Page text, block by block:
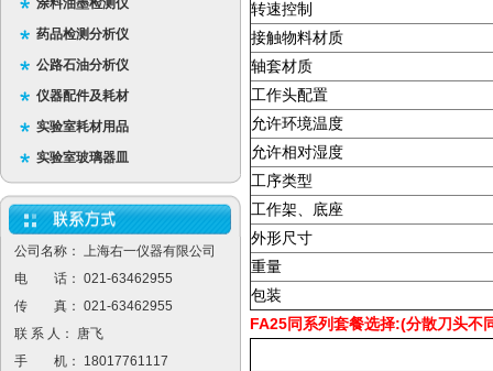
涂料油墨检测仪
药品检测分析仪
公路石油分析仪
仪器配件及耗材
实验室耗材用品
实验室玻璃器皿
公司名称： 上海右一仪器有限公司
电 话： 021-63462955
传 真： 021-63462955
联 系 人： 唐飞
手 机： 18017761117
转速控制
接触物料材质
轴套材质
工作头配置
允许环境温度
允许相对湿度
工序类型
工作架、底座
外形尺寸
重量
包装
FA25 同系列套餐选择:(分散刀头不